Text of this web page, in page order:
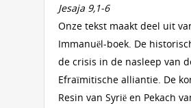
Jesaja 9,1-6
Onze tekst maakt deel uit
Immanuël-boek. De
de crisis in de nasleep van
Efraïmitische alliantie. De
Resin van Syrië en Pekach